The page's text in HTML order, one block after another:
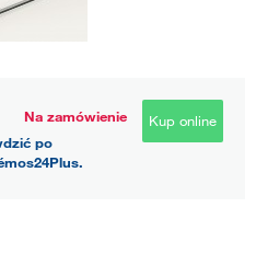
Na zamówienie
po
Kup online